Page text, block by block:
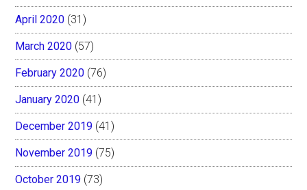
April 2020 (31)
March 2020 (57)
February 2020 (76)
January 2020 (41)
December 2019 (41)
November 2019 (75)
October 2019 (73)